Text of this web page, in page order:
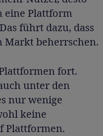
eine Plattform
führt dazu, dass
Markt beherrschen.
fort.
unter den
nur wenige
keine
Plattformen.